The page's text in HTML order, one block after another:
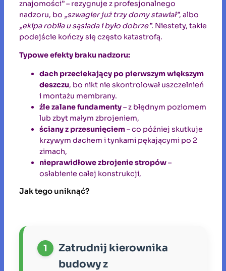
znajomości” – rezygnuje z profesjonalnego
nadzoru, bo „szwagier już trzy domy stawiał”, albo
„ekipa robiła u sąsiada i było dobrze”. Niestety, takie
podejście kończy się często katastrofą.
Typowe efekty braku nadzoru:
dach przeciekający po pierwszym większym
deszczu, bo nikt nie skontrolował uszczelnień
i montażu membrany.
źle zalane fundamenty– z błędnym poziomem
lub zbyt małym zbrojeniem,
ściany z przesunięciem– co później skutkuje
krzywym dachem i tynkami pękającymi po 2
zimach,
nieprawidłowe zbrojenie stropów–
osłabienie całej konstrukcji,
Jak tego uniknąć?
Zatrudnij kierownika
budowy z